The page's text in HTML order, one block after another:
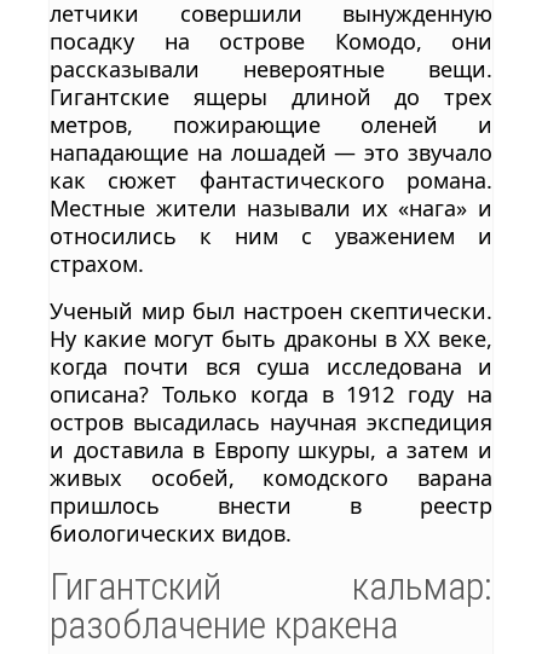
летчики совершили вынужденную
посадку на острове Комодо, они
рассказывали невероятные вещи.
Гигантские ящеры длиной до трех
метров, пожирающие оленей и
нападающие на лошадей — это звучало
как сюжет фантастического романа.
Местные жители называли их «нага» и
относились к ним с уважением и
страхом.
Ученый мир был настроен скептически.
Ну какие могут быть драконы в XX веке,
когда почти вся суша исследована и
описана? Только когда в 1912 году на
остров высадилась научная экспедиция
и доставила в Европу шкуры, а затем и
живых особей, комодского варана
пришлось внести в реестр
биологических видов.
Гигантский кальмар:
разоблачение кракена